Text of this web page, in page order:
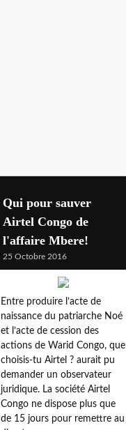
antoine gakosso
Qui pour sauver
Airtel Congo de
l'affaire Mbere!
25 Octobre 2016
Entre produire l’acte de
naissance du patriarche Noé
et l’acte de cession des
actions de Warid Congo, que
choisis-tu Airtel ? aurait pu
demander un observateur
juridique. La société Airtel
Congo ne dispose plus que
de 15 jours pour remettre au